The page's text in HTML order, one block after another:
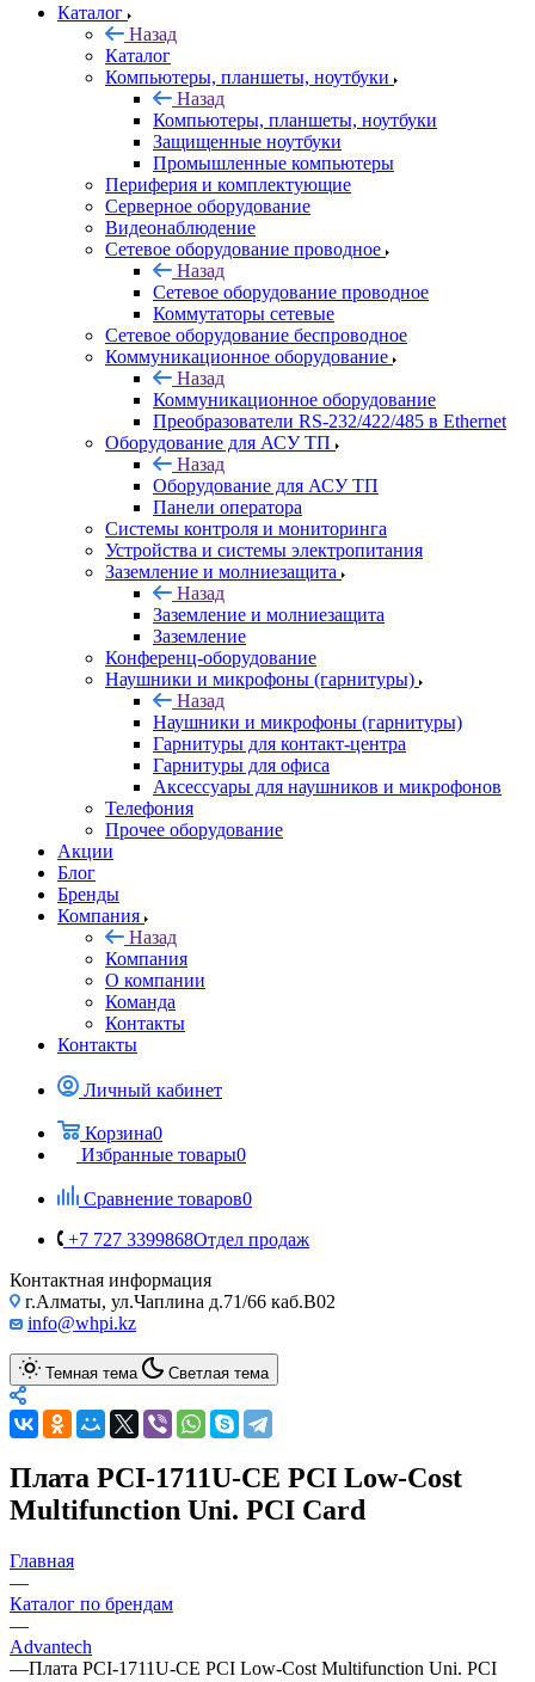
Каталог
Назад
Каталог
Компьютеры, планшеты, ноутбуки
Назад
Компьютеры, планшеты, ноутбуки
Защищенные ноутбуки
Промышленные компьютеры
Периферия и комплектующие
Серверное оборудование
Видеонаблюдение
Сетевое оборудование проводное
Назад
Сетевое оборудование проводное
Коммутаторы сетевые
Сетевое оборудование беспроводное
Коммуникационное оборудование
Назад
Коммуникационное оборудование
Преобразователи RS-232/422/485 в Ethernet
Оборудование для АСУ ТП
Назад
Оборудование для АСУ ТП
Панели оператора
Системы контроля и мониторинга
Устройства и системы электропитания
Заземление и молниезащита
Назад
Заземление и молниезащита
Заземление
Конференц-оборудование
Наушники и микрофоны (гарнитуры)
Назад
Наушники и микрофоны (гарнитуры)
Гарнитуры для контакт-центра
Гарнитуры для офиса
Аксессуары для наушников и микрофонов
Телефония
Прочее оборудование
Акции
Блог
Бренды
Компания
Назад
Компания
О компании
Команда
Контакты
Контакты
Личный кабинет
Корзина0
Избранные товары0
Сравнение товаров0
+7 727 3399868Отдел продаж
Контактная информация
г.Алматы, ул.Чаплина д.71/66 каб.B02
info@whpi.kz
Темная тема Светлая тема
Плата PCI-1711U-CE PCI Low-Cost
Multifunction Uni. PCI Card
Главная
—
Каталог по брендам
—
Advantech
—Плата PCI-1711U-CE PCI Low-Cost Multifunction Uni. PCI